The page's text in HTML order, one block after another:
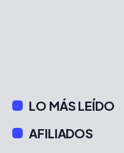
LO MÁS LEÍDO
AFILIADOS